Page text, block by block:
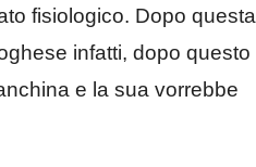
fisiologico. Dopo questa
infatti, dopo questo
e la sua vorrebbe